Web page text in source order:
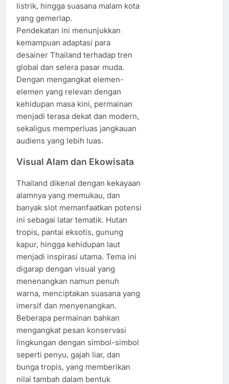
listrik, hingga suasana malam kota
yang gemerlap.
Pendekatan ini menunjukkan
kemampuan adaptasi para
desainer Thailand terhadap tren
global dan selera pasar muda.
Dengan mengangkat elemen-
elemen yang relevan dengan
kehidupan masa kini, permainan
menjadi terasa dekat dan modern,
sekaligus memperluas jangkauan
audiens yang lebih luas.
Visual Alam dan Ekowisata
Thailand dikenal dengan kekayaan
alamnya yang memukau, dan
banyak slot memanfaatkan potensi
ini sebagai latar tematik. Hutan
tropis, pantai eksotis, gunung
kapur, hingga kehidupan laut
menjadi inspirasi utama. Tema ini
digarap dengan visual yang
menenangkan namun penuh
warna, menciptakan suasana yang
imersif dan menyenangkan.
Beberapa permainan bahkan
mengangkat pesan konservasi
lingkungan dengan simbol-simbol
seperti penyu, gajah liar, dan
bunga tropis, yang memberikan
nilai tambah dalam bentuk